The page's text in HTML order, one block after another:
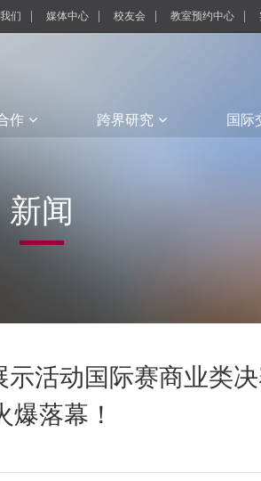
们 媒体中心 校友会 教室预约中心
作 跨界研究 国际
新闻
活动国际赛商业类
落幕！